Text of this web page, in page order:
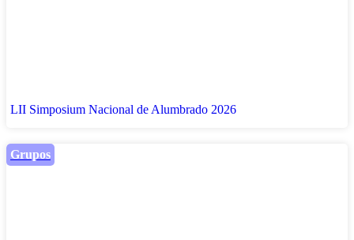
LII Simposium Nacional de Alumbrado 2026
Grupos